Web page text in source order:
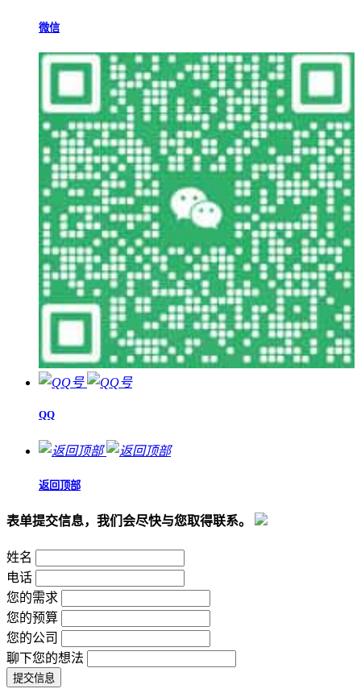
微信
QQ
返回顶部
表单提交信息，我们会尽快与您取得联系。
姓名
电话
您的需求
您的预算
您的公司
聊下您的想法